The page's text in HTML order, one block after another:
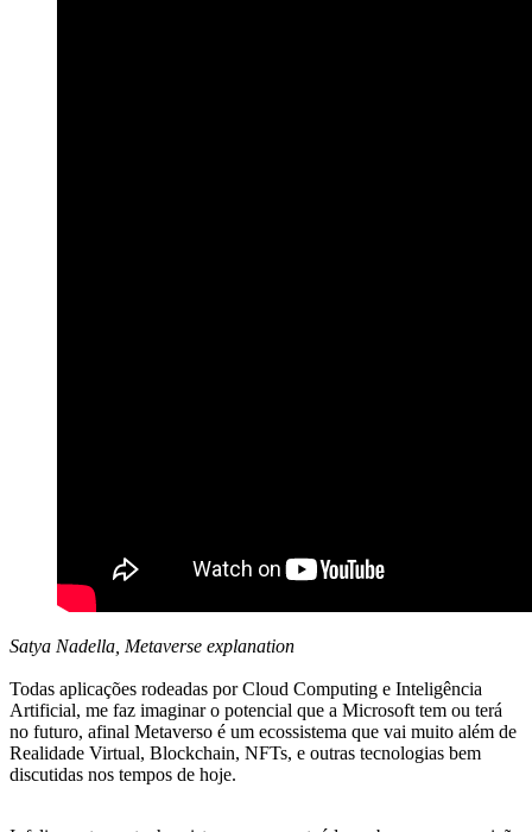
Satya Nadella, Metaverse explanation
Todas aplicações rodeadas por Cloud Computing e Inteligência
Artificial, me faz imaginar o potencial que a Microsoft tem ou terá
no futuro, afinal Metaverso é um ecossistema que vai muito além de
Realidade Virtual, Blockchain, NFTs, e outras tecnologias bem
discutidas nos tempos de hoje.